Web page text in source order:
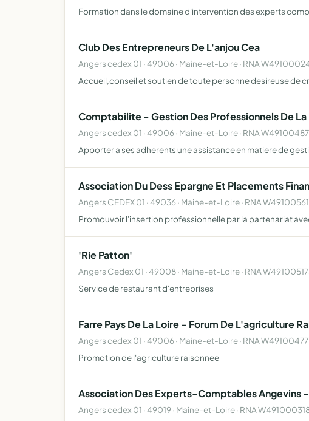
Formation dans le domaine d'intervention des experts
Club Des Entrepreneurs De L'anjou Cea
Angers cedex 01 · 49006 · Maine-et-Loire · RNA
Accueil,conseil et soutien de toute personne desireuse de
Comptabilite - Gestion Des Professionnels De
Angers cedex 01 · 49006 · Maine-et-Loire · RNA
Apporter a ses adherents une assistance en matiere de
Association Du Dess Epargne Et Placements
Angers CEDEX 01 · 49036 · Maine-et-Loire · RNA
Promouvoir l'insertion professionnelle par la partenariat
'Rie Patton'
Angers Cedex 01 · 49008 · Maine-et-Loire · RNA
Service de restaurant d'entreprises
Farre Pays De La Loire - Forum De L'agriculture
Angers cedex 01 · 49006 · Maine-et-Loire · RNA
Promotion de l'agriculture raisonnee
Association Des Experts-Comptables Angevins
Angers cedex 01 · 49019 · Maine-et-Loire · RNA